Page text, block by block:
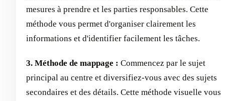
mesures à prendre et les parties responsables. Cette
méthode vous permet d'organiser clairement les
informations et d'identifier facilement les tâches.
3. Méthode de mappage : Commencez par le sujet
principal au centre et diversifiez-vous avec des sujets
secondaires et des détails. Cette méthode visuelle vous